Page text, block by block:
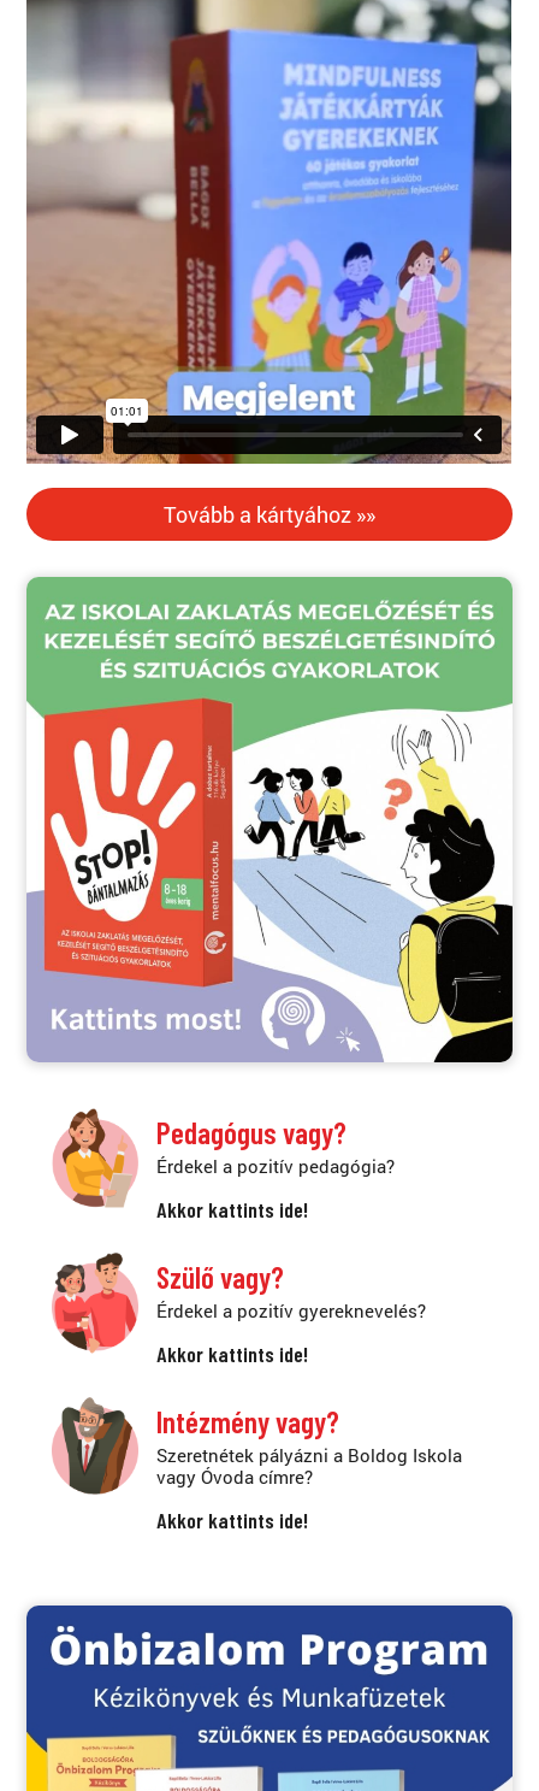
Tovább a kártyához »»
Pedagógus vagy?
Érdekel a pozitív pedagógia?
Akkor kattints ide!
Szülő vagy?
Érdekel a pozitív gyereknevelés?
Akkor kattints ide!
Intézmény vagy?
Szeretnétek pályázni a Boldog Iskola
vagy Óvoda címre?
Akkor kattints ide!